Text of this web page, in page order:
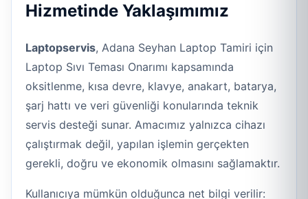
Hizmetinde Yaklaşımımız
Laptopservis, Adana Seyhan Laptop Tamiri için
Laptop Sıvı Teması Onarımı kapsamında
oksitlenme, kısa devre, klavye, anakart, batarya,
şarj hattı ve veri güvenliği konularında teknik
servis desteği sunar. Amacımız yalnızca cihazı
çalıştırmak değil, yapılan işlemin gerçekten
gerekli, doğru ve ekonomik olmasını sağlamaktır.
Kullanıcıya mümkün olduğunca net bilgi verilir: